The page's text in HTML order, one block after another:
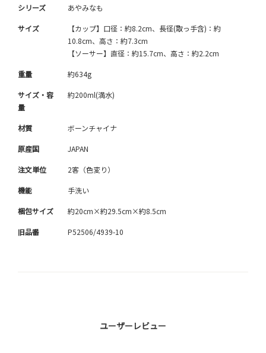
シリーズ あやみなも
サイズ
【カップ】口径：約8.2cm、長径(取っ手含)：約
10.8cm、高さ：約7.3cm
【ソーサー】直径：約15.7cm、高さ：約2.2cm
重量 約634g
サイズ・容
量
約200ml(満水)
材質 ボーンチャイナ
原産国 JAPAN
注文単位 2客（色変り）
機能 手洗い
梱包サイズ 約20cm×約29.5cm×約8.5cm
旧品番 P52506/4939-10
ユーザーレビュー